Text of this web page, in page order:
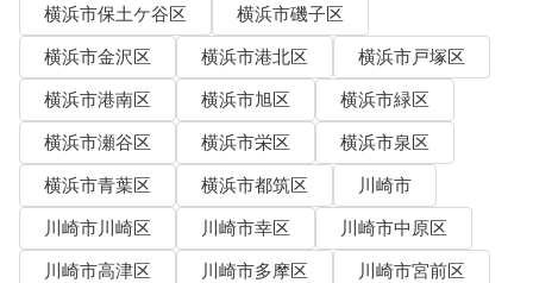
横浜市保土ケ谷区
横浜市磯子区
横浜市金沢区
横浜市港北区
横浜市戸塚区
横浜市港南区
横浜市旭区
横浜市緑区
横浜市瀬谷区
横浜市栄区
横浜市泉区
横浜市青葉区
横浜市都筑区
川崎市
川崎市川崎区
川崎市幸区
川崎市中原区
川崎市高津区
川崎市多摩区
川崎市宮前区